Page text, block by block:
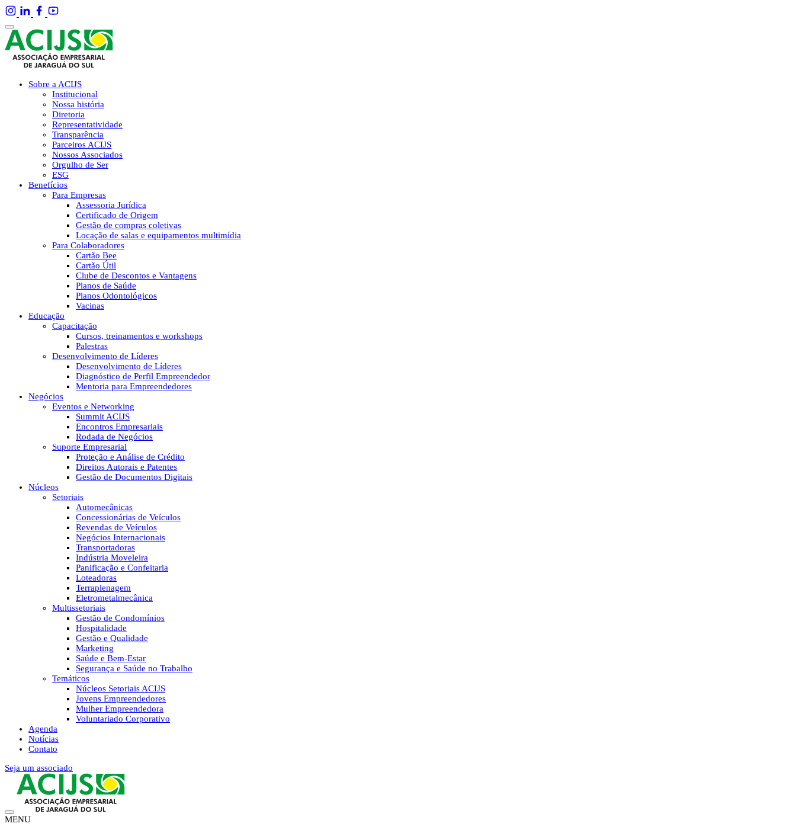
Sobre a ACIJS
Institucional
Nossa história
Diretoria
Representatividade
Transparência
Parceiros ACIJS
Nossos Associados
Orgulho de Ser
ESG
Benefícios
Para Empresas
Assessoria Jurídica
Certificado de Origem
Gestão de compras coletivas
Locação de salas e equipamentos multimídia
Para Colaboradores
Cartão Bee
Cartão Útil
Clube de Descontos e Vantagens
Planos de Saúde
Planos Odontológicos
Vacinas
Educação
Capacitação
Cursos, treinamentos e workshops
Palestras
Desenvolvimento de Líderes
Desenvolvimento de Líderes
Diagnóstico de Perfil Empreendedor
Mentoria para Empreendedores
Negócios
Eventos e Networking
Summit ACIJS
Encontros Empresariais
Rodada de Negócios
Suporte Empresarial
Proteção e Análise de Crédito
Direitos Autorais e Patentes
Gestão de Documentos Digitais
Núcleos
Setoriais
Automecânicas
Concessionárias de Veículos
Revendas de Veículos
Negócios Internacionais
Transportadoras
Indústria Moveleira
Panificação e Confeitaria
Loteadoras
Terraplenagem
Eletrometalmecânica
Multissetoriais
Gestão de Condomínios
Hospitalidade
Gestão e Qualidade
Marketing
Saúde e Bem-Estar
Segurança e Saúde no Trabalho
Temáticos
Núcleos Setoriais ACIJS
Jovens Empreendedores
Mulher Empreendedora
Voluntariado Corporativo
Agenda
Notícias
Contato
Seja um associado
MENU